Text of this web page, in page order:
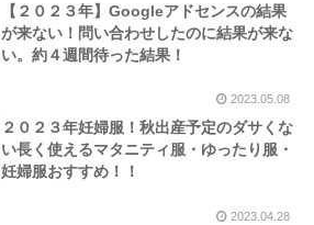
【２０２３年】Googleアドセンスの結果
が来ない！問い合わせしたのに結果が来な
い。約４週間待った結果！
2023.05.08
２０２３年妊婦服！秋出産予定のダサくな
い長く使えるマタニティ服・ゆったり服・
妊婦服おすすめ！！
2023.04.28